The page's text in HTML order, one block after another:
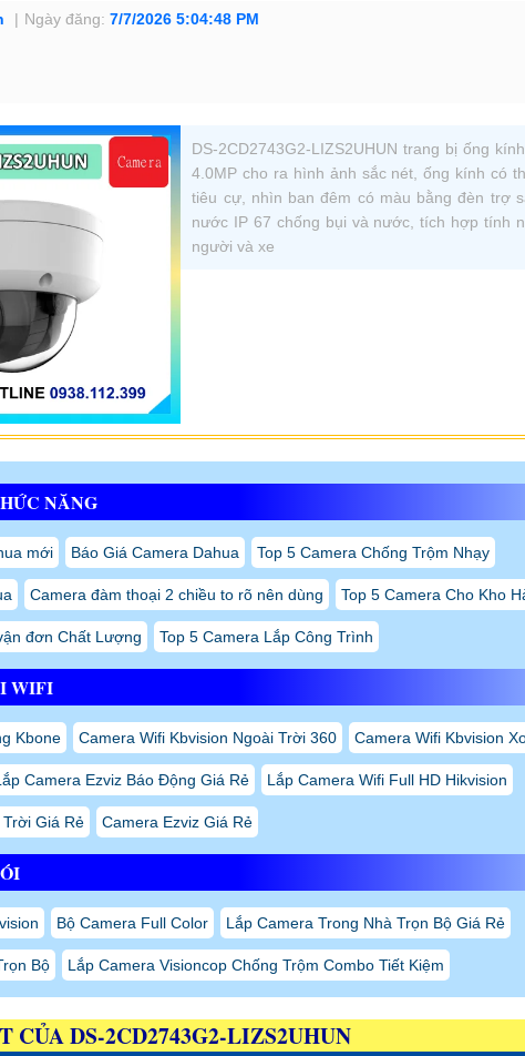
Ngày đăng: 7/7/2026 5:04:48 PM
DS-2CD2743G2-LIZS2UHUN trang bị ống
4.0MP cho ra hình ảnh sắc nét, ống kính có
tiêu cự, nhìn ban đêm có màu bằng đèn trợ
nước IP 67 chống bụi và nước, tích hợp tính
người và xe
NĂNG
mới Báo Giá Camera Dahua Top 5 Camera Chống Trộm Nhạy
Camera đàm thoại 2 chiều to rõ nên dùng Top 5 Camera Cho Kho
đơn Chất Lượng Top 5 Camera Lắp Công Trình
WIFI
Kbone Camera Wifi Kbvision Ngoài Trời 360 Camera Wifi Kbvision
Camera Ezviz Báo Động Giá Rẻ Lắp Camera Wifi Full HD Hikvision
Giá Rẻ Camera Ezviz Giá Rẻ
Bộ Camera Full Color Lắp Camera Trong Nhà Trọn Bộ Giá Rẻ
Bộ Lắp Camera Visioncop Chống Trộm Combo Tiết Kiệm
DS-2CD2743G2-LIZS2UHUN